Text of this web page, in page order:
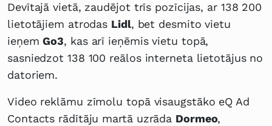
Devītajā vietā, zaudējot trīs pozīcijas, ar 138 200
lietotājiem atrodas Lidl, bet desmito vietu
ieņemGo3, kas arī ieņēmis vietu topā,
sasniedzot 138 100 reālos interneta lietotājus no
datoriem.
Video reklāmu zīmolu topā visaugstāko eQ Ad
Contacts rādītāju martā uzrāda Dormeo,